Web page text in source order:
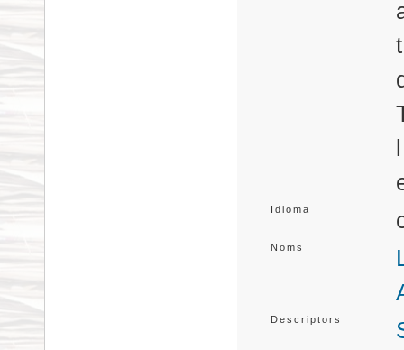
Idioma
Noms
Descriptors